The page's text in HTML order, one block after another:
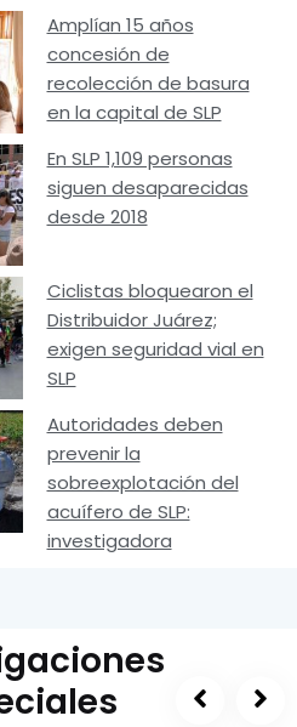
Amplían 15 años
concesión de
recolección de basura
en la capital de SLP
En SLP 1,109 personas
siguen desaparecidas
desde 2018
Ciclistas bloquearon el
Distribuidor Juárez;
exigen seguridad vial en
SLP
Autoridades deben
prevenir la
sobreexplotación del
acuífero de SLP:
investigadora